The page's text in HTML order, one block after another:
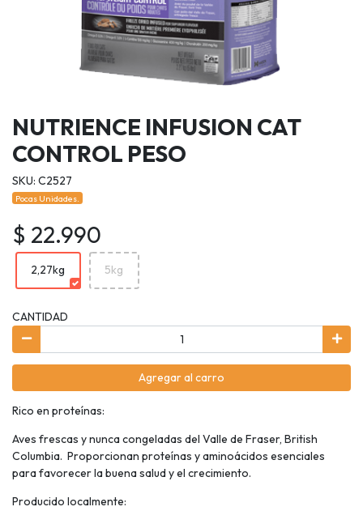
NUTRIENCE INFUSION CAT
CONTROL PESO
SKU: C2527
Pocas Unidades.
$ 22.990
2,27kg 5kg
CANTIDAD
Agregar al carro
Rico en proteínas:
Aves frescas y nunca congeladas del Valle de Fraser, British
Columbia. Proporcionan proteínas y aminoácidos esenciales
para favorecer la buena salud y el crecimiento.
Producido localmente: